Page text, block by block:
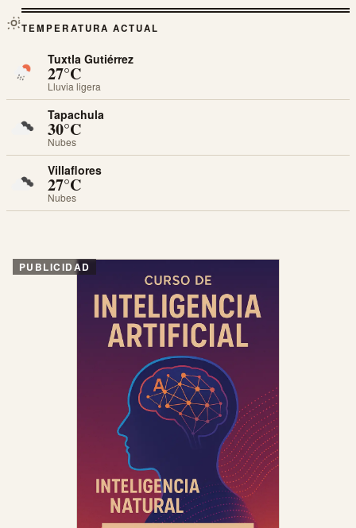
TEMPERATURA ACTUAL
Tuxtla Gutiérrez
27°C
Lluvia ligera
Tapachula
30°C
Nubes
Villaflores
27°C
Nubes
PUBLICIDAD